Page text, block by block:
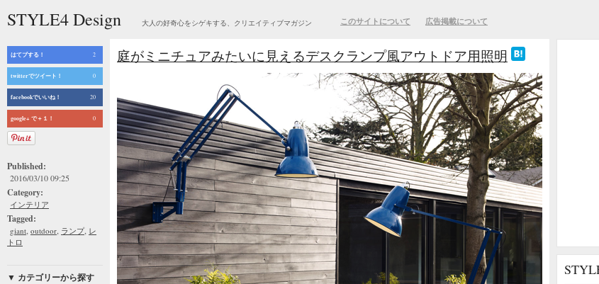
STYLE4 Design 大人の好奇心をシゲキする、クリエイティブマガジン このサイトについて 広告掲載について
はてブする！ 2
twitterでツイート！ 0
facebookでいいね！ 20
google+ で＋１！ 0
Published:
2016/03/10 09:25
Category:
インテリア
Tagged:
giant outdoor ランプ, レ
トロ
▼ カテゴリーから探す
庭がミニチュアみたいに見えるデスクランプ風アウトドア用照明